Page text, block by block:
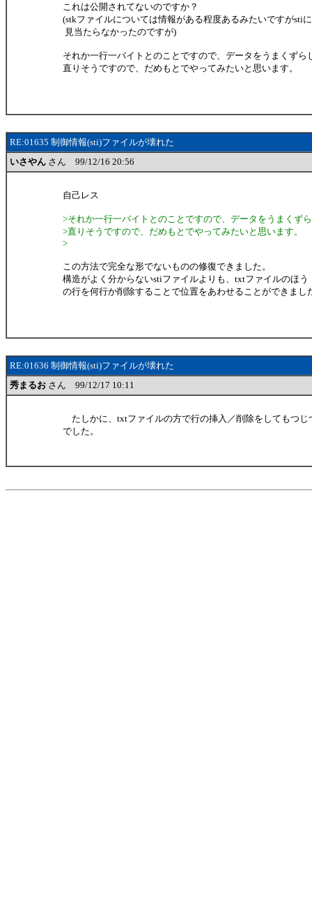
これは公開されてないのですか？
(stkファイルについては情報がある程度あるみたいですがsti
見当たらなかったのですが)
それか一行一バイトとのことですので、データをうまくずら
直りそうですので、だめもとでやってみたいと思います。
RE:01635 制御情報(sti)ファイルが壊れた
いさやん さん 99/12/16 20:56
自己レス
>それか一行一バイトとのことですので、データをうまくず
>直りそうですので、だめもとでやってみたいと思います。
>
この方法で完全な形でないものの修復できました。
構造がよく分からないstiファイルよりも、txtファイルのほう
の行を何行か削除することで位置をあわせることができまし
RE:01636 制御情報(sti)ファイルが壊れた
秀まるお さん 99/12/17 10:11
たしかに、txtファイルの方で行の挿入／削除をしてもつじ
でした。